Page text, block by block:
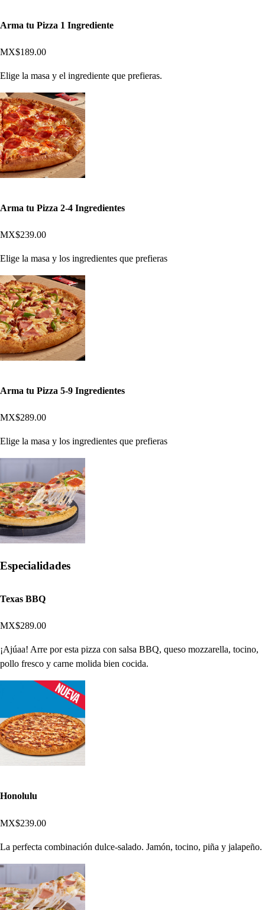
Arma tu Pizza 1 Ingrediente
MX$189.00
Elige la masa y el ingrediente que prefieras.
Arma tu Pizza 2-4 Ingredientes
MX$239.00
Elige la masa y los ingredientes que prefieras
Arma tu Pizza 5-9 Ingredientes
MX$289.00
Elige la masa y los ingredientes que prefieras
Especialidades
Texas BBQ
MX$289.00
¡Ajúaa! Arre por esta pizza con salsa BBQ, queso mozzarella, tocino,
pollo fresco y carne molida bien cocida.
Honolulu
MX$239.00
La perfecta combinación dulce-salado. Jamón, tocino, piña y jalapeño.